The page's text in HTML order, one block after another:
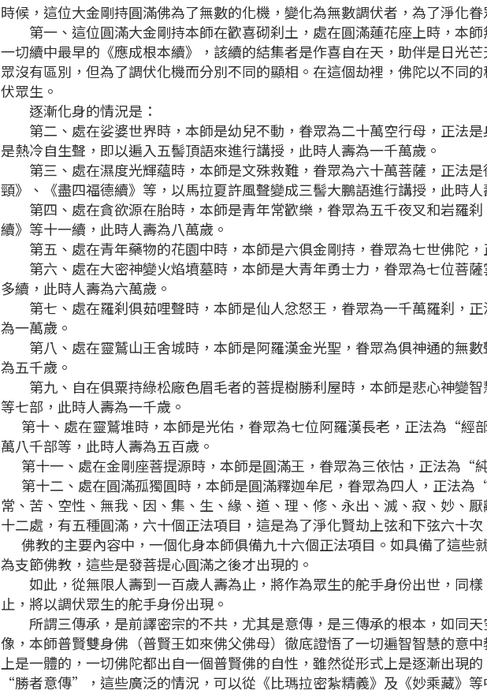
時候，這位大金剛持圓滿佛為了無數的化機，變化為無數調伏者，為了淨化
第一、這位圓滿大金剛持本師在歡喜砌刹土，處在圓滿蓮花座上時，本師
一切續中最早的《應成根本續》，該續的結集者是作喜自在天，助伴是日光
眾沒有區別，但為了調伏化機而分別不同的顯相。在這個劫裡，佛陀以不同
伏眾生。
逐漸化身的情況是：
第二、處在娑婆世界時，本師是幼兒不動，眷眾為二十萬空行母，正法是
是熱冷自生聲，即以遍入五髻頂語來進行講授，此時人壽為一千萬歲。
第三、處在濕度光輝蘊時，本師是文殊救難，眷眾為六十萬菩薩，正法是
頸》、《盡四福德續》等，以馬拉夏許風聲變成三髻大鵬語進行講授，此時人
第四、處在貪欲源在胎時，本師是青年常歡樂，眷眾為五千夜叉和岩羅刹
續》等十一續，此時人壽為八萬歲。
第五、處在青年藥物的花園中時，本師是六俱金剛持，眷眾為七世佛陀
第六、處在大密神變火焰墳墓時，本師是大青年勇士力，眷眾為七位
多續，此時人壽為六萬歲。
第七、處在羅刹俱茹哩聲時，本師是仙人忿怒王，眷眾為一千萬羅刹，正
為一萬歲。
第八、處在靈鷲山王舍城時，本師是阿羅漢金光聖，眷眾為俱神通的無
為五千歲。
第九、自在俱粟持綠松廠色眉毛者的菩提樹勝利屋時，本師是悲心神變智
等七部，此時人壽為一千歲。
第十、處在靈鷲堆時，本師是光佑，眷眾為七位阿羅漢長老，正法為“
萬八千部等，此時人壽為五百歲。
第十一、處在金剛座菩提源時，本師是圓滿王，眷眾為三依怙，正法為“
第十二、處在圓滿孤獨圓時，本師是圓滿釋迦牟尼，眷眾為四人，正法
常、苦、空性、無我、因、集、生、緣、道、理、修、永出、滅、寂、妙、
十二處，有五種圓滿，六十個正法項目，這是為了淨化賢劫上弦和下弦六十次
佛教的主要內容中，一個化身本師俱備九十六個正法項目。如具備了這些
為支節佛教，這些是發菩提心圓滿之後才出現的。
如此，從無限人壽到一百歲人壽為止，將作為眾生的舵手身份出世，同樣
止，將以調伏眾生的舵手身份出現。
所謂三傳承，是前譯密宗的不共，尤其是意傳，是三傳承的根本，如同天
像，本師普賢雙身佛（普賢王如來佛父佛母）徹底證悟了一切遍智智慧的意
上是一體的，一切佛陀都出自一個普賢佛的自性，雖然從形式上是逐漸出現
“勝者意傳”，這些廣泛的情況，可以從《比瑪拉密紮精義》及《妙乘藏》等